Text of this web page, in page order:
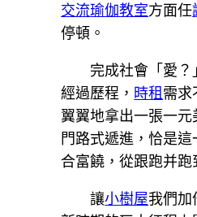
交流瑜伽教室方面任
停頓。
完成社會「愛
經過歷程， 時租需求
翼翼地拿出一張一
門路式遞進，恰是
合富饒，從跟跑并
讓小樹屋我們加